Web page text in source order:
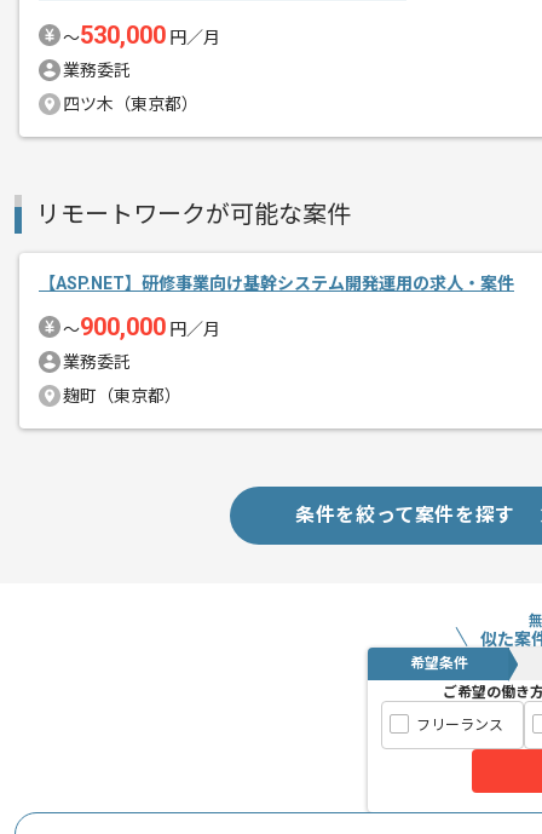
〜530,000 円／月
業務委託
四ツ木（東京都）
リモートワークが可能な案件
【ASP.NET】研修事業向け基幹システム開発運用の求人・案件
〜900,000 円／月
業務委託
麹町（東京都）
条件を絞って案件を探す
似た案
希望条件
ご希望の働き
フリーランス